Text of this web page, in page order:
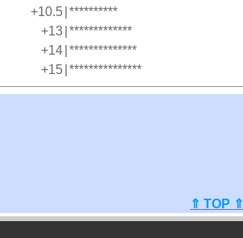
+10.5 **********
+13 *************
+14 **************
+15 ***************
⇑ TOP ⇑